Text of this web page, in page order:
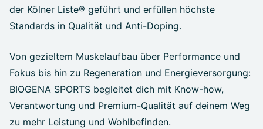
der Kölner Liste® geführt und erfüllen höchste
Standards in Qualität und Anti-Doping.
Von gezieltem Muskelaufbau über Performance und
Fokus bis hin zu Regeneration und Energieversorgung:
BIOGENA SPORTS begleitet dich mit Know-how,
Verantwortung und Premium-Qualität auf deinem Weg
zu mehr Leistung und Wohlbefinden.